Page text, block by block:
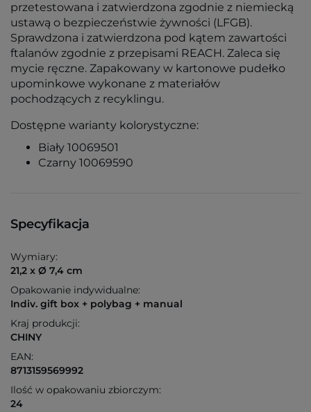
przetestowana i zatwierdzona zgodnie z niemiecką
ustawą o bezpieczeństwie żywności (LFGB).
Sprawdzona i zatwierdzona pod kątem zawartości
ftalanów zgodnie z przepisami REACH. Zaleca się
mycie ręczne. Zapakowany w kartonowe pudełko
upominkowe wykonane z materiałów
pochodzących z recyklingu.
Dostępne warianty kolorystyczne:
Biały 10069501
Czarny 10069590
Specyfikacja
Wymiary:
21,2 x Ø 7,4 cm
Opakowanie indywidualne:
Indiv. gift box + polybag + manual
Kraj produkcji:
CHINY
EAN:
8713159569992
Ilość w opakowaniu zbiorczym:
24